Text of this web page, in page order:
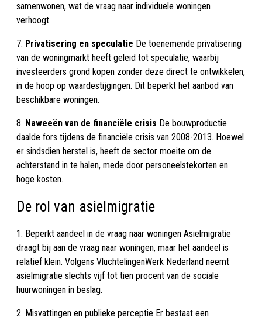
samenwonen, wat de vraag naar individuele woningen
verhoogt.
7. Privatisering en speculatie De toenemende privatisering
van de woningmarkt heeft geleid tot speculatie, waarbij
investeerders grond kopen zonder deze direct te ontwikkelen,
in de hoop op waardestijgingen. Dit beperkt het aanbod van
beschikbare woningen.
8. Naweeën van de financiële crisis De bouwproductie
daalde fors tijdens de financiële crisis van 2008-2013. Hoewel
er sindsdien herstel is, heeft de sector moeite om de
achterstand in te halen, mede door personeelstekorten en
hoge kosten.
De rol van asielmigratie
1. Beperkt aandeel in de vraag naar woningen Asielmigratie
draagt bij aan de vraag naar woningen, maar het aandeel is
relatief klein. Volgens VluchtelingenWerk Nederland neemt
asielmigratie slechts vijf tot tien procent van de sociale
huurwoningen in beslag.
2. Misvattingen en publieke perceptie Er bestaat een